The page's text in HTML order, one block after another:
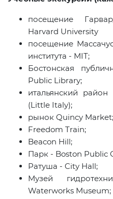
посещение
Harvard University
посещение
института - MIT;
Бостонская
Public Library;
итальянский район
(Little Italy);
рынок Quincy Market;
Freedom Train;
Beacon Hill;
Парк - Boston Public
Ратуша - City Hall;
Музей
Waterworks Museum;